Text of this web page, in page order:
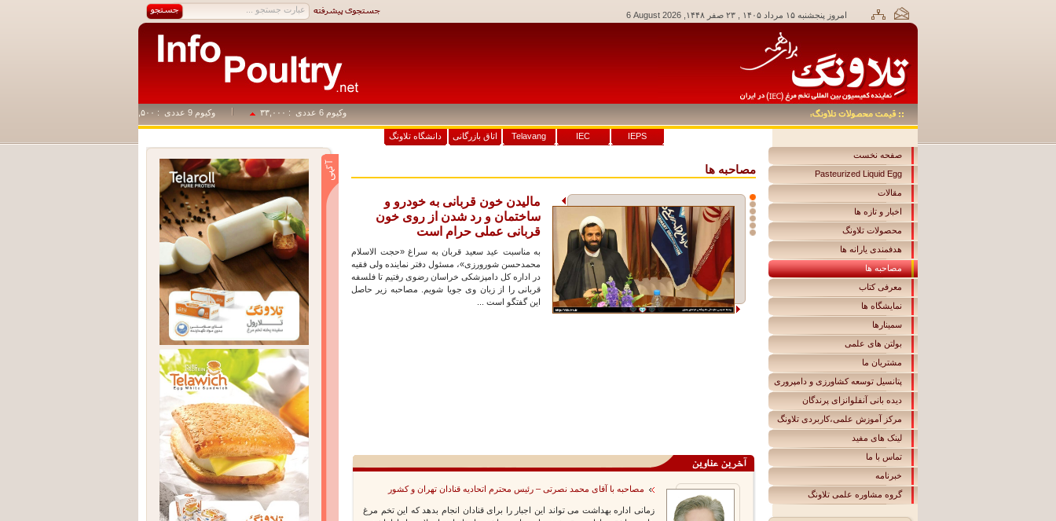
امروز پنجشنبه ۱۵ مرداد ۱۴۰۵ , ۲۳ صفر ۱۴۴۸, 6 August 2026
وکیوم 6 عددی : ۳۳,۰۰۰ وکیوم 9 عددی : ۴۹,۵۰۰
IEPS
IEC
Telavang اتاق بازرگانی
دانشگاه تلاونگ
صفحه نخست
Pasteurized Liquid Egg
مقالات
اخبار و تازه ها
محصولات تلاونگ
هدفمندی یارانه ها
مصاحبه ها
معرفی کتاب
نمایشگاه ها
سمینارها
بولتن های علمی
مشتریان ما
پتانسیل توسعه کشاورزی و دامپروری
دیده بانی آنفلوانزای پرندگان
مرکز آموزش علمی،کاربردی تلاونگ
لينک های مفيد
تماس با ما
خبرنامه
گروه مشاوره علمی تلاونگ
مصاحبه ها
مالیدن خون قربانی به خودرو و
ساختمان و رد شدن از روی خون
قربانی عملی حرام است
به مناسبت عید سعید قربان به سراغ «حجت الاسلام
محمدحسن شورورزی»، مسئول دفتر نماینده ولی فقیه
در اداره کل دامپزشکی خراسان رضوی رفتیم تا فلسفه
قربانی را از زبان وی جویا شویم. مصاحبه زیر حاصل
این گفتگو است ...
مصاحبه با آقای محمد نصرتی – رئیس محترم اتحادیه قنادان تهران و کشور
زمانی اداره بهداشت می تواند این اجبار را برای قنادان انجام بدهد که این تخم مرغ